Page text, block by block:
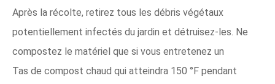
Après la récolte, retirez tous les débris végétaux
potentiellement infectés du jardin et détruisez-les. Ne
compostez le matériel que si vous entretenez un
Tas de compost chaud qui atteindra 150 °F pendant